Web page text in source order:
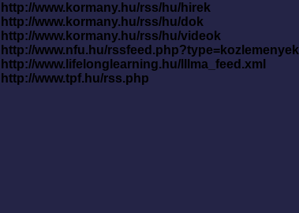
http://www.kormany.hu/rss/hu/hirek
http://www.kormany.hu/rss/hu/dok
http://www.kormany.hu/rss/hu/videok
http://www.nfu.hu/rssfeed.php?type=kozlemenyek
http://www.lifelonglearning.hu/lllma_feed.xml
http://www.tpf.hu/rss.php